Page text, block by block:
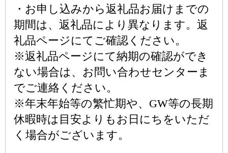
・お申し込みから返礼品お届けまでの
期間は、返礼品により異なります。返
礼品ページにてご確認ください。
※返礼品ページにて納期の確認ができ
ない場合は、お問い合わせセンターま
でご連絡ください。
※年末年始等の繁忙期や、GW等の長期
休暇時は目安よりもお日にちをいただ
く場合がございます。